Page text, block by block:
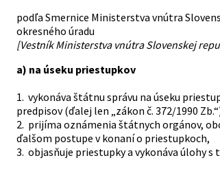
podľa Smernice Ministerstva vnútra
okresného úradu
[Vestník Ministerstva vnútra Slovenskej
a) na úseku priestupkov
1. vykonáva štátnu správu na úseku
predpisov (ďalej len „zákon č. 372/1990
2. prijíma oznámenia štátnych orgánov,
ďalšom postupe v konaní o priestupkoch,
3. objasňuje priestupky a vykonáva úlohy s